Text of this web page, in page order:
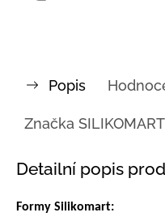
Popis
Značka SILIKOMART
Detailní popis
Formy Silikomart: